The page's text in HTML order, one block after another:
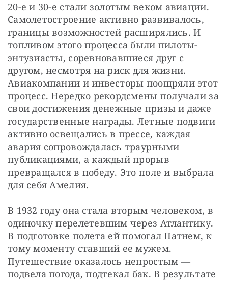
20-е и 30-е стали золотым веком авиации.
Самолетостроение активно развивалось,
границы возможностей расширялись. И
топливом этого процесса были пилоты-
энтузиасты, соревновавшиеся друг с
другом, несмотря на риск для жизни.
Авиакомпании и инвесторы поощряли этот
процесс. Нередко рекордсмены получали за
свои достижения денежные призы и даже
государственные награды. Летные подвиги
активно освещались в прессе, каждая
авария сопровождалась траурными
публикациями, а каждый прорыв
превращался в победу. Это поле и выбрала
для себя Амелия.
В 1932 году она стала вторым человеком, в
одиночку перелетевшим через Атлантику.
В подготовке полета ей помогал Патнем, к
тому моменту ставший ее мужем.
Путешествие оказалось непростым —
подвела погода, подтекал бак. В результате